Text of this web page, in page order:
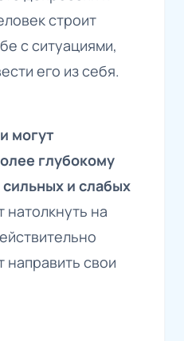
строит
с ситуациями,
его из себя.
могут
глубокому
и слабых
на
направить свои